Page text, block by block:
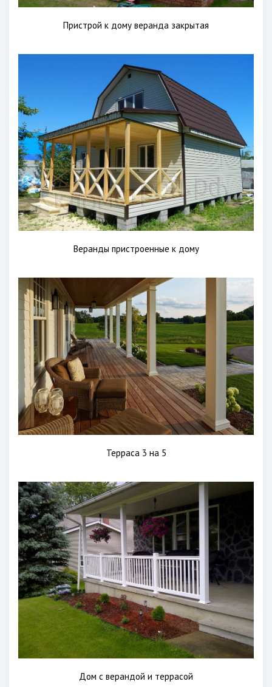
Пристрой к дому веранда закрытая
Веранды пристроенные к дому
Терраса 3 на 5
Дом с верандой и террасой